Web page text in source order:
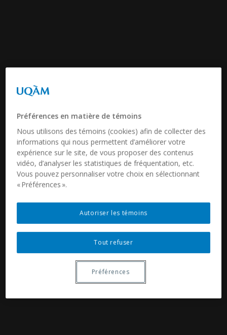
Préférences en matière de témoins
Nous utilisons des témoins (cookies) afin de collecter des
informations qui nous permettent d’améliorer votre
expérience sur le site, de vous proposer des contenus
vidéo, d’analyser les statistiques de fréquentation, etc.
Vous pouvez personnaliser votre choix en sélectionnant
« Préférences ».
Tout refuser
Autoriser les témoins
Préférences